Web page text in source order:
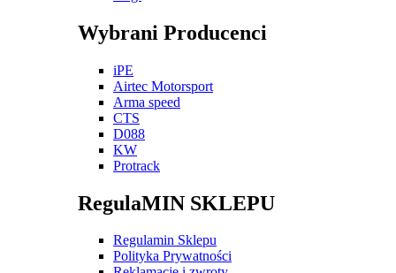
Wybrani Producenci
iPE
Airtec Motorsport
Arma speed
CTS
D088
KW
Protrack
RegulaMIN SKLEPU
Regulamin Sklepu
Polityka Prywatności